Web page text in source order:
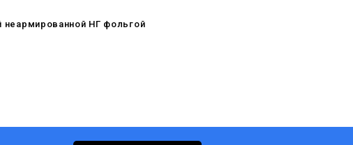
неармированной НГ фольгой
08.05.2026